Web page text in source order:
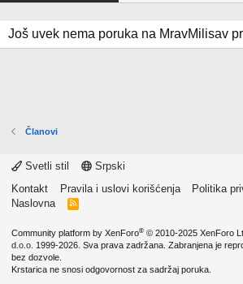
Još uvek nema poruka na MravMilisav
Članovi
Svetli stil
Srpski
Kontakt
Pravila i uslovi korišćenja Politika
Naslovna
R
Community platform by XenForo® © 2010-2025 XenForo
d.o.o. 1999-2026. Sva prava zadržana. Zabranjena je
bez dozvole.
Krstarica ne snosi odgovornost za sadržaj poruka.